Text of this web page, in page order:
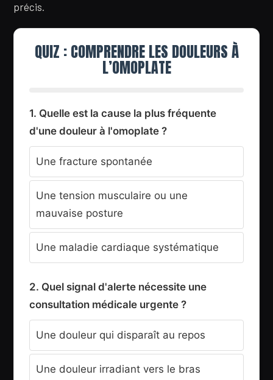
précis.
QUIZ : COMPRENDRE LES DOULEURS À
L’OMOPLATE
1. Quelle est la cause la plus fréquente
d'une douleur à l'omoplate ?
Une fracture spontanée
Une tension musculaire ou une
mauvaise posture
Une maladie cardiaque systématique
2. Quel signal d'alerte nécessite une
consultation médicale urgente ?
Une douleur qui disparaît au repos
Une douleur irradiant vers le bras